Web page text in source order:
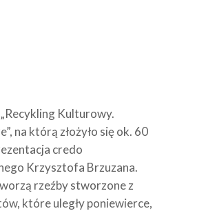
Kulturowy.
na którą złożyło się ok. 60
credo
Krzysztofa Brzuzana.
rzeźby stworzone z
które uległy poniewierce,